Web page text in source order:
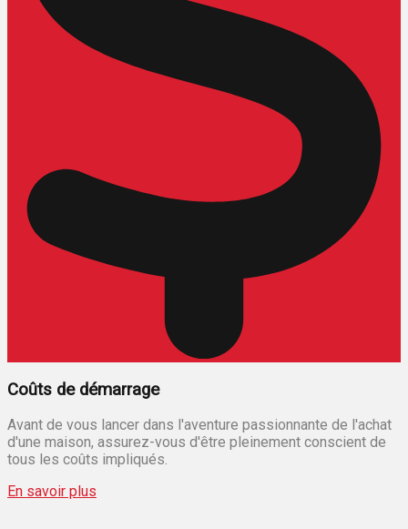
Coûts de démarrage
Avant de vous lancer dans l'aventure passionnante de l'achat
d'une maison, assurez-vous d'être pleinement conscient de
tous les coûts impliqués.
En savoir plus